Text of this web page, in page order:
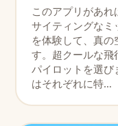
このアプリがあ
サイティングなミ
を体験して、真の
す。超クールな飛
パイロットを選び
はそれぞれに特…